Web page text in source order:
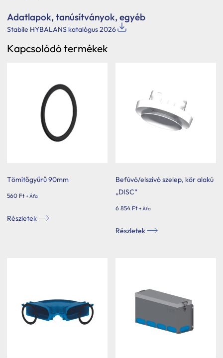
Adatlapok, tanúsítványok, egyéb
Stabile HYBALANS katalógus 2026
Kapcsolódó termékek
Tömítőgyűrű 90mm
560 Ft + Áfa
Részletek
Befúvó/elszívó szelep, kör alakú
„DISC”
6 854 Ft + Áfa
Részletek